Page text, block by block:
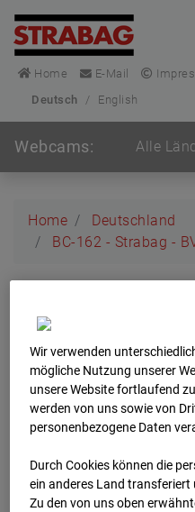
Home E-Mail
Deutsch
/ English
Webcams: Alle
Home
Deutschland
BC-162 - Strabag -
H3ö
Buchholzerstraße
Archivdatum:2025
Wir verwenden
mögliche Nutzung unserer
unsere Website fortlaufend
werden von uns sowie von
personenbezogene Daten
Durch Cookies können die
ein anderes Land
Zu den von uns oben